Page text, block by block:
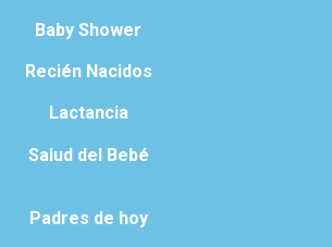
Baby Shower
Recién Nacidos
Lactancia
Salud del Bebé
Padres de hoy